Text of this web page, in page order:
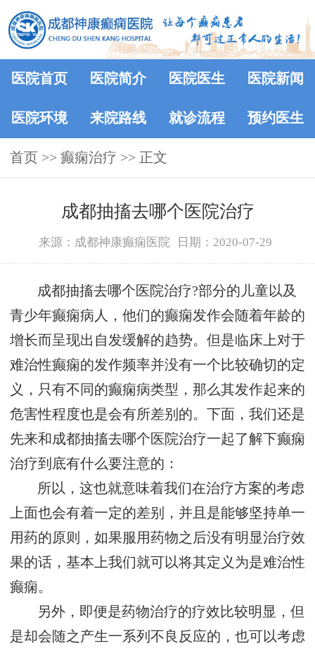
医院首页 医院简介 医院医生 医院新闻
医院环境 来院路线 就诊流程 预约医生
首页 >> 癫痫治疗 >> 正文
成都抽搐去哪个医院治疗
来源：成都神康癫痫医院 日期：2020-07-29
成都抽搐去哪个医院治疗?部分的儿童以及
青少年癫痫病人，他们的癫痫发作会随着年龄的
增长而呈现出自发缓解的趋势。但是临床上对于
难治性癫痫的发作频率并没有一个比较确切的定
义，只有不同的癫痫病类型，那么其发作起来的
危害性程度也是会有所差别的。下面，我们还是
先来和成都抽搐去哪个医院治疗一起了解下癫痫
治疗到底有什么要注意的：
所以，这也就意味着我们在治疗方案的考虑
上面也会有着一定的差别，并且是能够坚持单一
用药的原则，如果服用药物之后没有明显治疗效
果的话，基本上我们就可以将其定义为是难治性
癫痫。
另外，即便是药物治疗的疗效比较明显，但
是却会随之产生一系列不良反应的，也可以考虑